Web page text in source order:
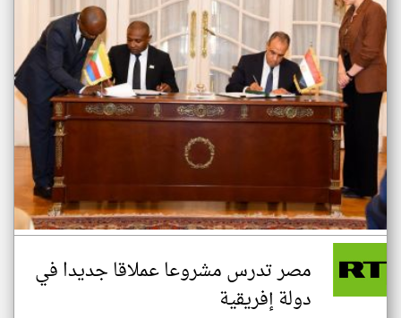
مصر تدرس مشروعا عملاقا جديدا في
دولة إفريقية